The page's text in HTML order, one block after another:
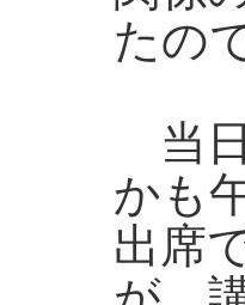
たの
当
かも
出席